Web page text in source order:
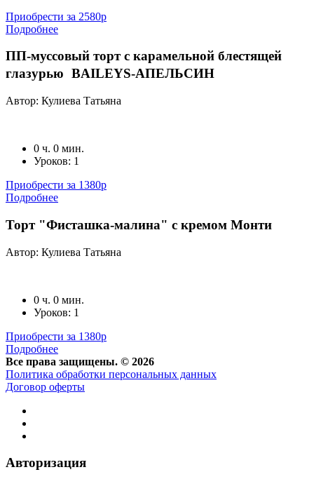
Приобрести за 2580р
Подробнее
ПП-муссовый торт с карамельной блестящей
глазурью BAILEYS-АПЕЛЬСИН
Автор: Кулиева Татьяна
0 ч. 0 мин.
Уроков: 1
Приобрести за 1380р
Подробнее
Торт "Фисташка-малина" с кремом Монти
Автор: Кулиева Татьяна
0 ч. 0 мин.
Уроков: 1
Приобрести за 1380р
Подробнее
Все права защищены. © 2026
Политика обработки персональных данных
Договор оферты
Авторизация